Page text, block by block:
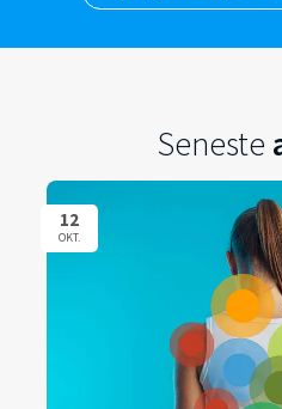
Seneste
12
OKT.